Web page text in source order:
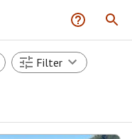
Filter